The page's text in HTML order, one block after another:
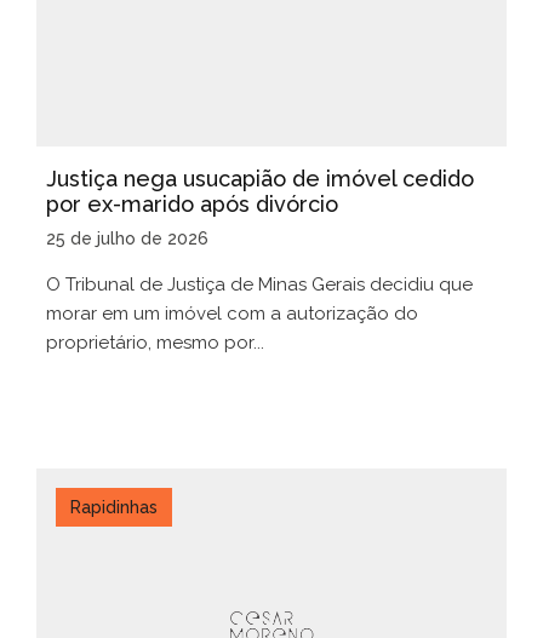
Justiça nega usucapião de imóvel cedido
por ex-marido após divórcio
25 de julho de 2026
O Tribunal de Justiça de Minas Gerais decidiu que
morar em um imóvel com a autorização do
proprietário, mesmo por...
Rapidinhas